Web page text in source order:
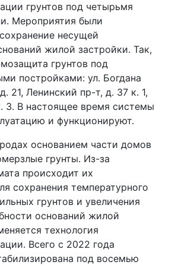
грунтов под четырьмя
Мероприятия были
несущей
жилой застройки. Так,
грунтов под
постройками: ул. Богдана
21, Ленинский пр-т, д. 37 к. 1,
3. В настоящее время системы
и функционируют.
основанием части домов
грунты. Из-за
происходит их
сохранения температурного
грунтов и увеличения
оснований жилой
технология
Всего с 2022 года
под восемью